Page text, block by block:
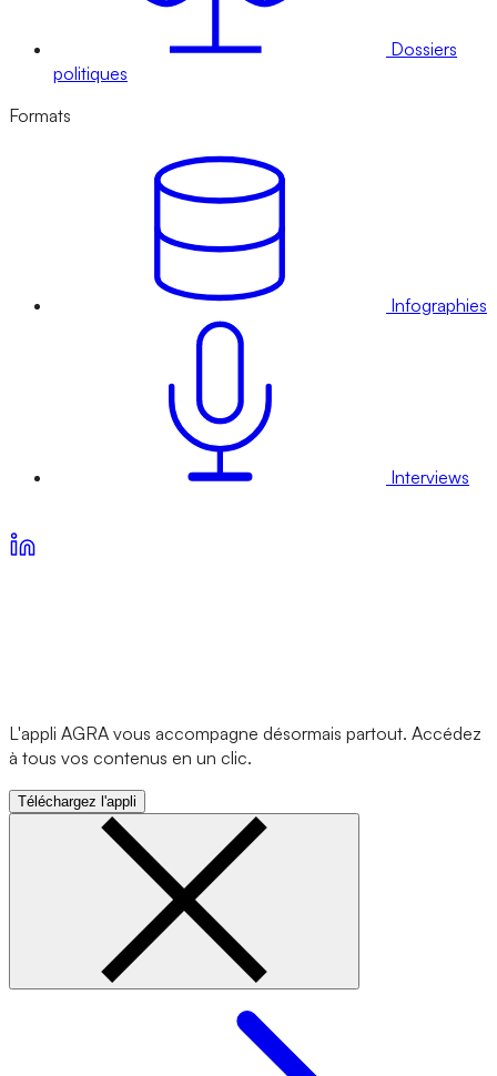
Dossiers
politiques
Formats
Infographies
Interviews
L'appli AGRA vous accompagne désormais partout. Accédez
à tous vos contenus en un clic.
Téléchargez l'appli